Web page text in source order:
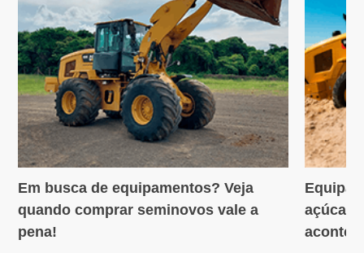
Variedades
Em busca de equipamentos? Veja
quando comprar seminovos vale a
pena!
açúcar: